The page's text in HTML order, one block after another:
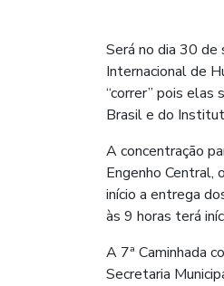
Será no dia 30 de
Internacional de
“correr” pois elas
Brasil e do
A concentração
Engenho Central,
início a entrega
às 9 horas terá
A 7ª Caminhada
Secretaria